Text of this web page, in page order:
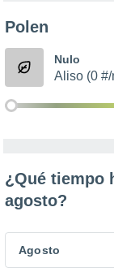
Polen
Nulo
Aliso (0 #/
¿Qué tiempo
agosto?
Agosto